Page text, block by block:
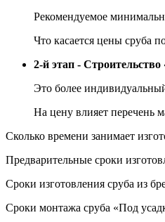
Рекомендуемое
Что касается цены сруба
2-й этап -
Это более
На цену влияет перечень
Сколько времени занимает
Предварительные сроки
Сроки изготовления сруба из
Сроки монтажа сруба «Под